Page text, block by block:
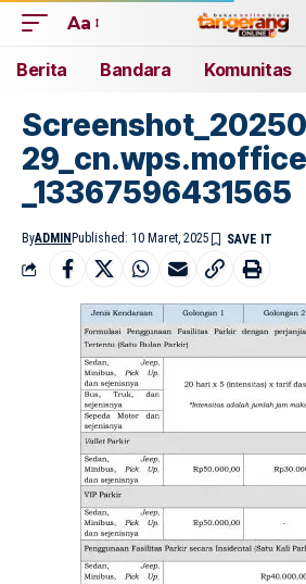
Aa
Berita Bandara Komunitas
_13367596431565
ByADMIN Published: 10 Maret, 2025